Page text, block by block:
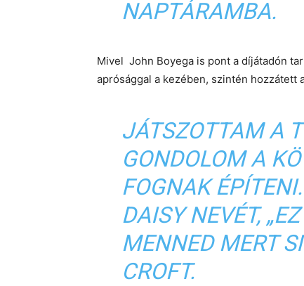
NAPTÁRAMBA.
Mivel John Boyega is pont a díjátadón
aprósággal a kezében, szintén hozzátett
JÁTSZOTTAM A
GONDOLOM A
FOGNAK
DAISY NEVÉT,
MENNED MERT
CROFT.